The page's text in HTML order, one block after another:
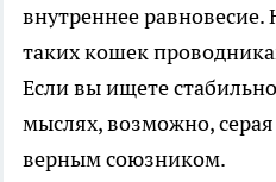
внутреннее
таких кошек
Если вы ищете
мыслях, возможно,
верным союзником.